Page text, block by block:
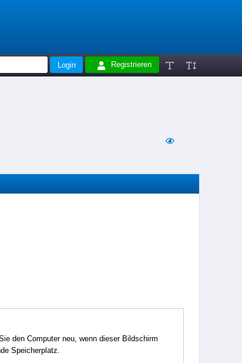
Registrieren
den Computer neu, wenn dieser Bildschirm
Speicherplatz.